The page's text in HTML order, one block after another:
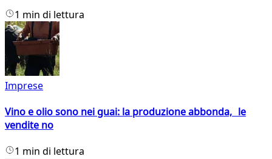
1 min di lettura
Imprese
Vino e olio sono nei guai: la produzione abbonda, le
vendite no
1 min di lettura